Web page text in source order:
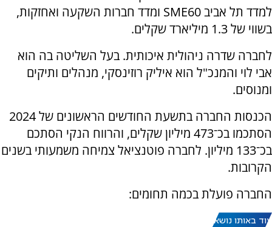
למדד תל אביב SME60 ומדד חברות השקעה ואחזקות,
בשווי של 1.3 מיליארד שקלים.
לחברה שדרה ניהולית איכותית. בעל השליטה בה הוא
אבי לוי והמנכ"ל הוא איליק רוזינסקי, מנהלים ותיקים
ומנוסים.
הכנסות החברה בתשעת החודשים הראשונים של 2024
הסתכמו בכ־473 מיליון שקלים, והרווח הנקי הסתכם
בכ־133 מיליון. לחברה פוטנציאל צמיחה משמעותי בשנים
הקרובות.
החברה פועלת בכמה תחומים:
עוד באותו נושא: